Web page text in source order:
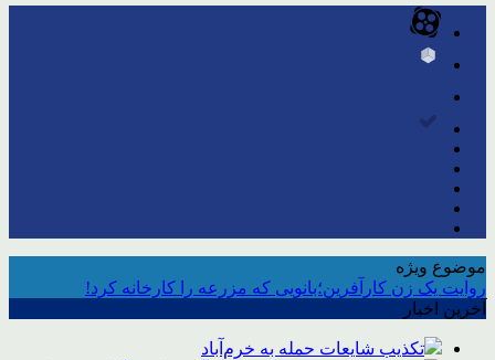
موضوع ویژه
روایت یک زن کارآفرین؛بانویی که مزرعه را کارخانه کرد!
آخرین اخبار
تکذیب شایعات حمله به خرم‌آباد